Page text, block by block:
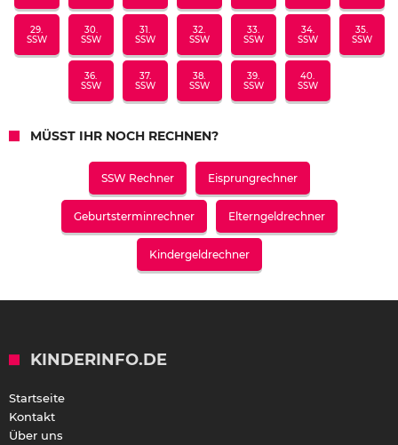
29.
SSW
30.
SSW
31.
SSW
32.
SSW
33.
SSW
34.
SSW
35.
SSW
36.
SSW
37.
SSW
38.
SSW
39.
SSW
40.
SSW
MÜSST IHR NOCH RECHNEN?
SSW Rechner Eisprungrechner
Geburtsterminrechner Elterngeldrechner
Kindergeldrechner
KINDERINFO.DE
Startseite
Kontakt
Über uns